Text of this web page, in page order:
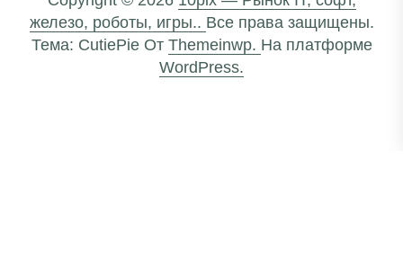
железо, роботы, игры.. Все права защищены.
Тема: CutiePie От Themeinwp. На платформе
WordPress.